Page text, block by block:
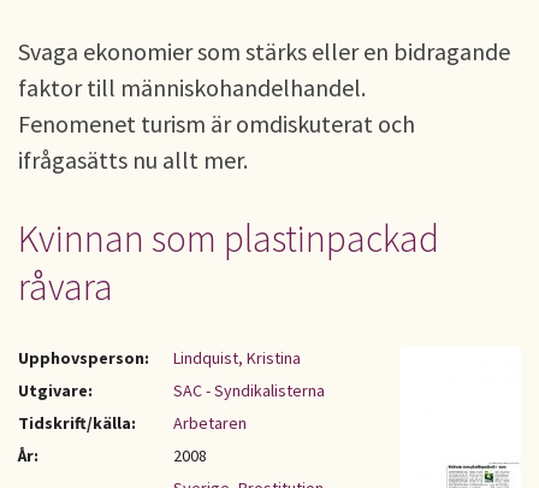
Svaga ekonomier som stärks eller en bidragande
faktor till människohandelhandel.
Fenomenet turism är omdiskuterat och
ifrågasätts nu allt mer.
Kvinnan som plastinpackad
råvara
Upphovsperson:
Lindquist, Kristina
Utgivare:
SAC - Syndikalisterna
Tidskrift/källa:
Arbetaren
År:
2008